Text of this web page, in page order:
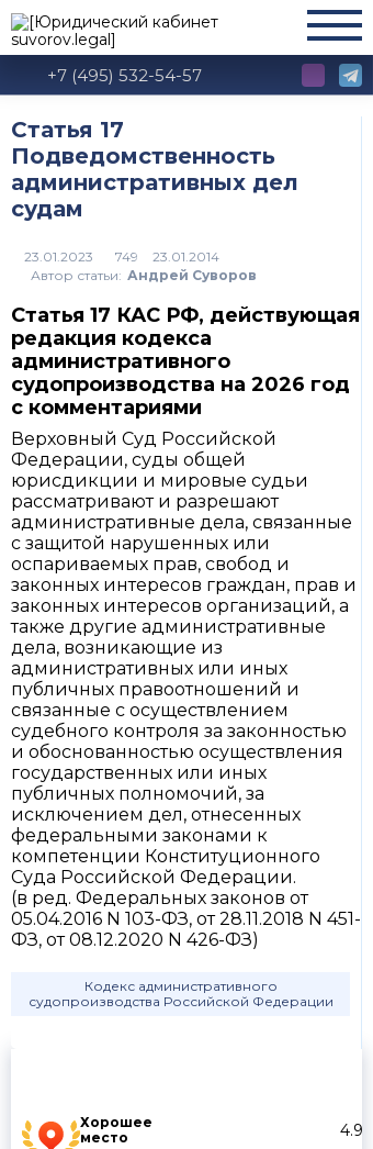
+7 (495) 532-54-57
Хорошее
место
4.9
Статья 17
Подведомственность
административных дел
судам
749
Автор статьи: Андрей Суворов
Статья 17 КАС РФ, действующая
редакция кодекса
административного
судопроизводства на 2026 год
с комментариями
Верховный Суд Российской
Федерации, суды общей
юрисдикции и мировые судьи
рассматривают и разрешают
административные дела, связанные
с защитой нарушенных или
оспариваемых прав, свобод и
законных интересов граждан, прав и
законных интересов организаций, а
также другие административные
дела, возникающие из
административных или иных
публичных правоотношений и
связанные с осуществлением
судебного контроля за законностью
и обоснованностью осуществления
государственных или иных
публичных полномочий, за
исключением дел, отнесенных
федеральными законами к
компетенции Конституционного
Суда Российской Федерации.
(в ред. Федеральных законов от
05.04.2016 N 103-ФЗ, от 28.11.2018 N 451-
ФЗ, от 08.12.2020 N 426-ФЗ)
Кодекс административного
судопроизводства Российской Федерации